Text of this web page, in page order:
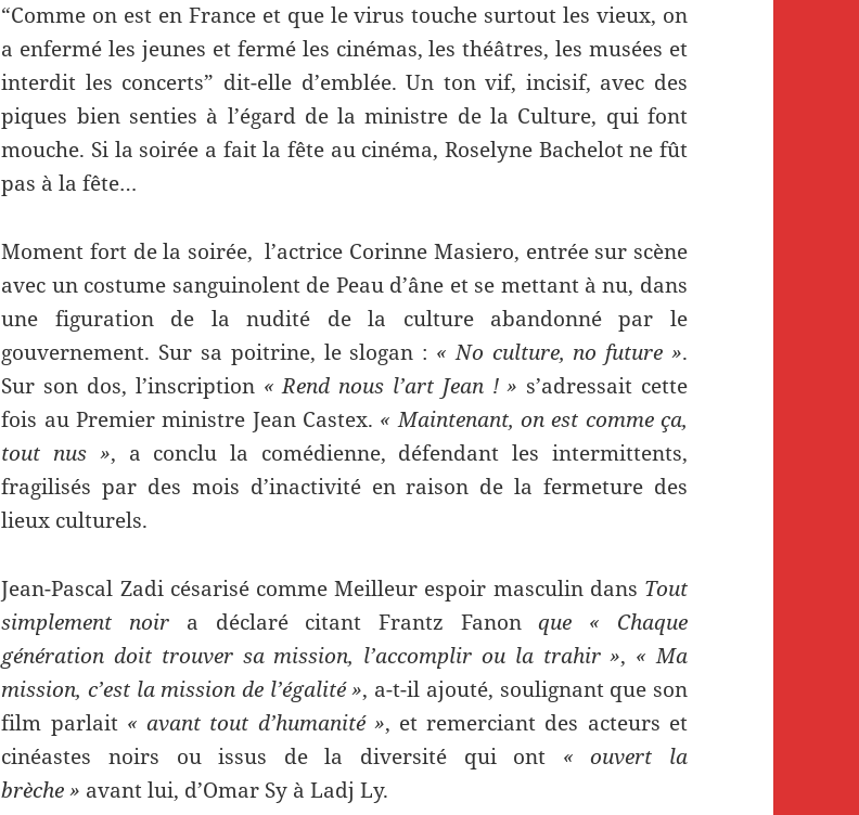
“Comme on est en France et que le virus touche surtout les vieux, on
a enfermé les jeunes et fermé les cinémas, les théâtres, les musées et
interdit les concerts” dit-elle d’emblée. Un ton vif, incisif, avec des
piques bien senties à l’égard de la ministre de la Culture, qui font
mouche. Si la soirée a fait la fête au cinéma, Roselyne Bachelot ne fût
pas à la fête…
Moment fort de la soirée, l’actrice Corinne Masiero, entrée sur scène
avec un costume sanguinolent de Peau d’âne et se mettant à nu, dans
une figuration de la nudité de la culture abandonné par le
gouvernement. Sur sa poitrine, le slogan : « No culture, no future ».
Sur son dos, l’inscription« Rend nous l’art Jean ! » s’adressait cette
fois au Premier ministre Jean Castex. « Maintenant, on est comme ça,
tout nus », a conclu la comédienne, défendant les intermittents,
fragilisés par des mois d’inactivité en raison de la fermeture des
lieux culturels.
Jean-Pascal Zadi césarisé comme Meilleur espoir masculin dans Tout
simplement noir a déclaré citant Frantz Fanonque « Chaque
génération doit trouver sa mission, l’accomplir ou la trahir », « Ma
mission, c’est la mission de l’égalité », a-t-il ajouté, soulignant que son
film parlait « avant tout d’humanité », et remerciant des acteurs et
cinéastes noirs ou issus de la diversité qui ont « ouvert la
brèche » avant lui, d’Omar Sy à Ladj Ly.